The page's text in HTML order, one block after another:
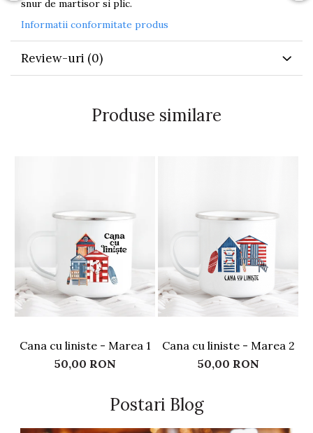
snur de martisor si plic.
Informatii conformitate produs
Review-uri (0)
Produse similare
Cana cu liniste - Marea 1
50,00 RON
Cana cu liniste - Marea 2
50,00 RON
Postari Blog